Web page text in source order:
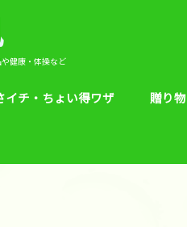
健康・体操など
イチ・ちょい得ワザ 贈り物